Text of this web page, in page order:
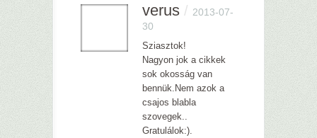
verus / 2013-07-
30
Sziasztok!
Nagyon jok a cikkek
sok okosság van
bennük.Nem azok a
csajos blabla
szovegek..
Gratulálok:).